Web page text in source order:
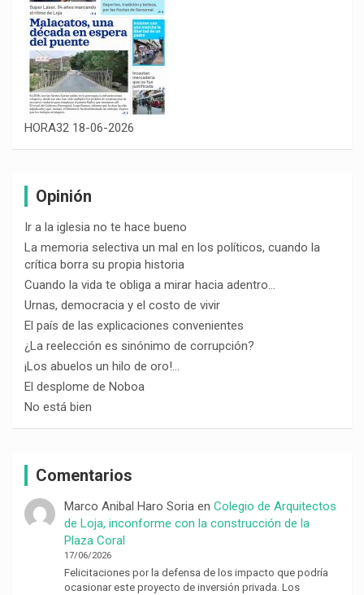
HORA32 18-06-2026
Opinión
Ir a la iglesia no te hace bueno
La memoria selectiva un mal en los políticos, cuando la
crítica borra su propia historia
Cuando la vida te obliga a mirar hacia adentro…
Urnas, democracia y el costo de vivir
El país de las explicaciones convenientes
¿La reelección es sinónimo de corrupción?
¡Los abuelos un hilo de oro!…
El desplome de Noboa
No está bien
Comentarios
Marco Anibal Haro Soriaen Colegio de Arquitectos
de Loja, inconforme con la construcción de la
Plaza Coral
17/06/2026
Felicitaciones por la defensa de los impacto que podría
ocasionar este proyecto de inversión privada. Los